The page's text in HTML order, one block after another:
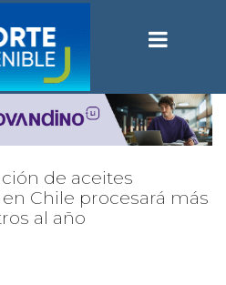
de aceites
Chile procesará más
al año